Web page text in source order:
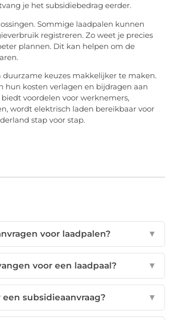
je het subsidiebedrag eerder.
Sommige laadpalen kunnen
registreren. Zo weet je precies
plannen. Dit kan helpen om de
duurzame keuzes makkelijker te maken.
hun kosten verlagen en bijdragen aan
voordelen voor werknemers,
wordt elektrisch laden bereikbaar voor
stap voor stap.
voor laadpalen? ▼
voor een laadpaal? ▼
subsidieaanvraag? ▼